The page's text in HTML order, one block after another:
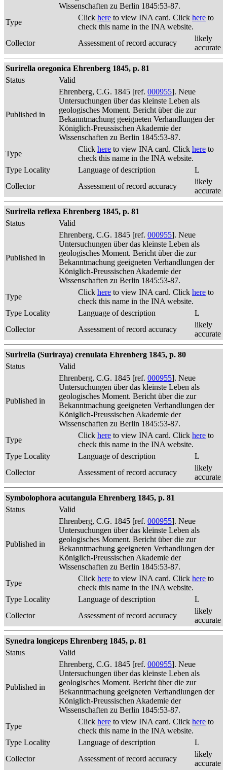
Wissenschaften zu Berlin 1845:53-87.
Type
Click here to view INA card. Click here to
check this name in the INA website.
Collector
Assessment of record accuracy
likely
accurate
Surirella oregonica Ehrenberg 1845, p. 81
Status
Valid
Published in
Ehrenberg, C.G. 1845 [ref. 000955]. Neue
Untersuchungen über das kleinste Leben als
geologisches Moment. Bericht über die zur
Bekanntmachung geeigneten Verhandlungen der
Königlich-Preussischen Akademie der
Wissenschaften zu Berlin 1845:53-87.
Type
Click here to view INA card. Click here to
check this name in the INA website.
Type Locality
Language of description
L
Collector
Assessment of record accuracy
likely
accurate
Surirella reflexa Ehrenberg 1845, p. 81
Status
Valid
Published in
Ehrenberg, C.G. 1845 [ref. 000955]. Neue
Untersuchungen über das kleinste Leben als
geologisches Moment. Bericht über die zur
Bekanntmachung geeigneten Verhandlungen der
Königlich-Preussischen Akademie der
Wissenschaften zu Berlin 1845:53-87.
Type
Click here to view INA card. Click here to
check this name in the INA website.
Type Locality
Language of description
L
Collector
Assessment of record accuracy
likely
accurate
Surirella (Suriraya) crenulata Ehrenberg 1845, p. 80
Status
Valid
Published in
Ehrenberg, C.G. 1845 [ref. 000955]. Neue
Untersuchungen über das kleinste Leben als
geologisches Moment. Bericht über die zur
Bekanntmachung geeigneten Verhandlungen der
Königlich-Preussischen Akademie der
Wissenschaften zu Berlin 1845:53-87.
Type
Click here to view INA card. Click here to
check this name in the INA website.
Type Locality
Language of description
L
Collector
Assessment of record accuracy
likely
accurate
Symbolophora acutangula Ehrenberg 1845, p. 81
Status
Valid
Published in
Ehrenberg, C.G. 1845 [ref. 000955]. Neue
Untersuchungen über das kleinste Leben als
geologisches Moment. Bericht über die zur
Bekanntmachung geeigneten Verhandlungen der
Königlich-Preussischen Akademie der
Wissenschaften zu Berlin 1845:53-87.
Type
Click here to view INA card. Click here to
check this name in the INA website.
Type Locality
Language of description
L
Collector
Assessment of record accuracy
likely
accurate
Synedra longiceps Ehrenberg 1845, p. 81
Status
Valid
Published in
Ehrenberg, C.G. 1845 [ref. 000955]. Neue
Untersuchungen über das kleinste Leben als
geologisches Moment. Bericht über die zur
Bekanntmachung geeigneten Verhandlungen der
Königlich-Preussischen Akademie der
Wissenschaften zu Berlin 1845:53-87.
Type
Click here to view INA card. Click here to
check this name in the INA website.
Type Locality
Language of description
L
Collector
Assessment of record accuracy
likely
accurate